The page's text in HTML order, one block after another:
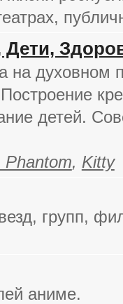
на духовном
детей.
, Kitty
групп,
аниме.